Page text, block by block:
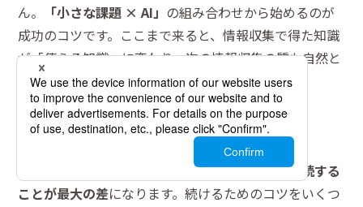
ん。
「小さな課題 × AI」 の組み合わせから始めるのが
成功のコツです。ここまで来ると、情報収集で得た知識
が「使える知識」に変わり、次の情報収集の質も自然と
上がっていきます。
続けるためのコツ
AI情報のキャッチアップは一度きりではなく、継続する
ことが最大の差になります。続けるためのコツをいくつ